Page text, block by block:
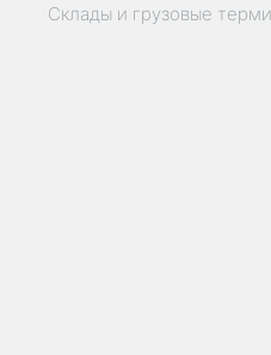
Склады и грузовые